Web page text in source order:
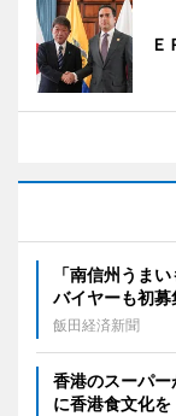
Ｅ
「南信州うま
バイヤーも初募
飯田経済新聞
香港のスーパ
に香港食文化を